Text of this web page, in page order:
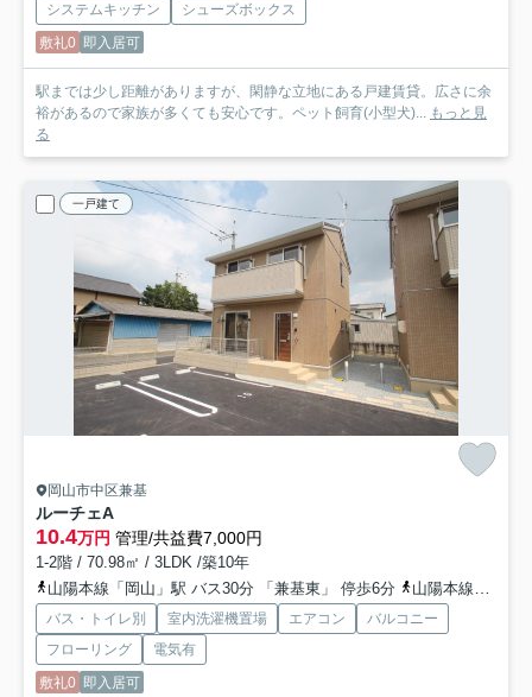
システムキッチン
シューズボックス
敷礼0 即入居可
駅までは少し距離がありますが、閑静な立地にある戸建賃貸。広さに余
裕があるので家族が多くても安心です。ペット飼育(小型犬)... もっと見
る
一戸建て
岡山市中区兼基
ルーチェA
10.4万円 管理/共益費7,000円
1-2階 / 70.98㎡ / 3LDK /築10年
山陽本線「岡山」駅 バス30分 「兼基東」 停歩6分
山陽本線「東岡山」駅 徒歩24分
バス・トイレ別 室内洗濯機置場 エアコン
バルコニー
フローリング
電気有
敷礼0 即入居可